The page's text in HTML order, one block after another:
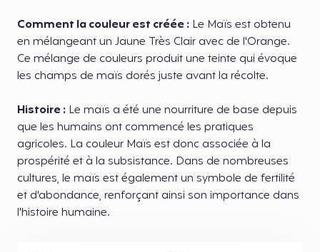
Comment la couleur est créée : Le Maïs est obtenu
en mélangeant un Jaune Très Clair avec de l'Orange.
Ce mélange de couleurs produit une teinte qui évoque
les champs de maïs dorés juste avant la récolte.
Histoire : Le maïs a été une nourriture de base depuis
que les humains ont commencé les pratiques
agricoles. La couleur Maïs est donc associée à la
prospérité et à la subsistance. Dans de nombreuses
cultures, le maïs est également un symbole de fertilité
et d'abondance, renforçant ainsi son importance dans
l'histoire humaine.